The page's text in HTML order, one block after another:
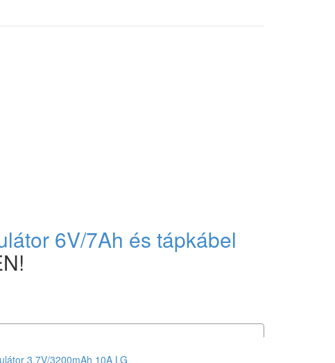
6V/7Ah és tápkábel